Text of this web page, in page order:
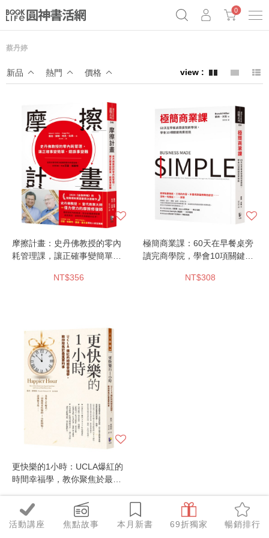
Netflix話題章魚小說！
0
活動講座 焦點故事 本月新書 69折獨家 暢銷排行
蔡丹婷
新品 熱門 價格
摩擦計畫：史丹佛教授的零內
耗管理課，讓正確事變簡單、
NT$356
極簡商業課：60天在早餐桌旁
讀完商學院，學會10項關鍵商
NT$308
更快樂的1小時：UCLA爆紅的
時間幸福學，教你聚焦於最重